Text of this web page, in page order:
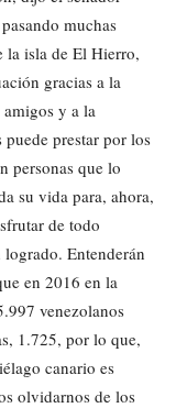
muchas
la isla de El Hierro,
gracias a la
y a la
puede prestar por los
personas que lo
su vida para, ahora,
de todo
Entenderán
en 2016 en la
venezolanos
1.725, por lo que,
canario es
olvidarnos de los